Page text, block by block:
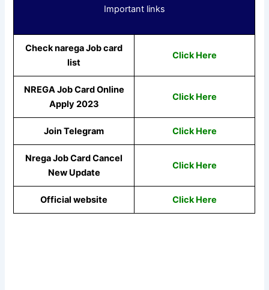
Important links
Check narega Job card
list
Click Here
NREGA Job Card Online
Apply 2023
Click Here
Join Telegram Click Here
Nrega Job Card Cancel
New Update
Click Here
Official website Click Here